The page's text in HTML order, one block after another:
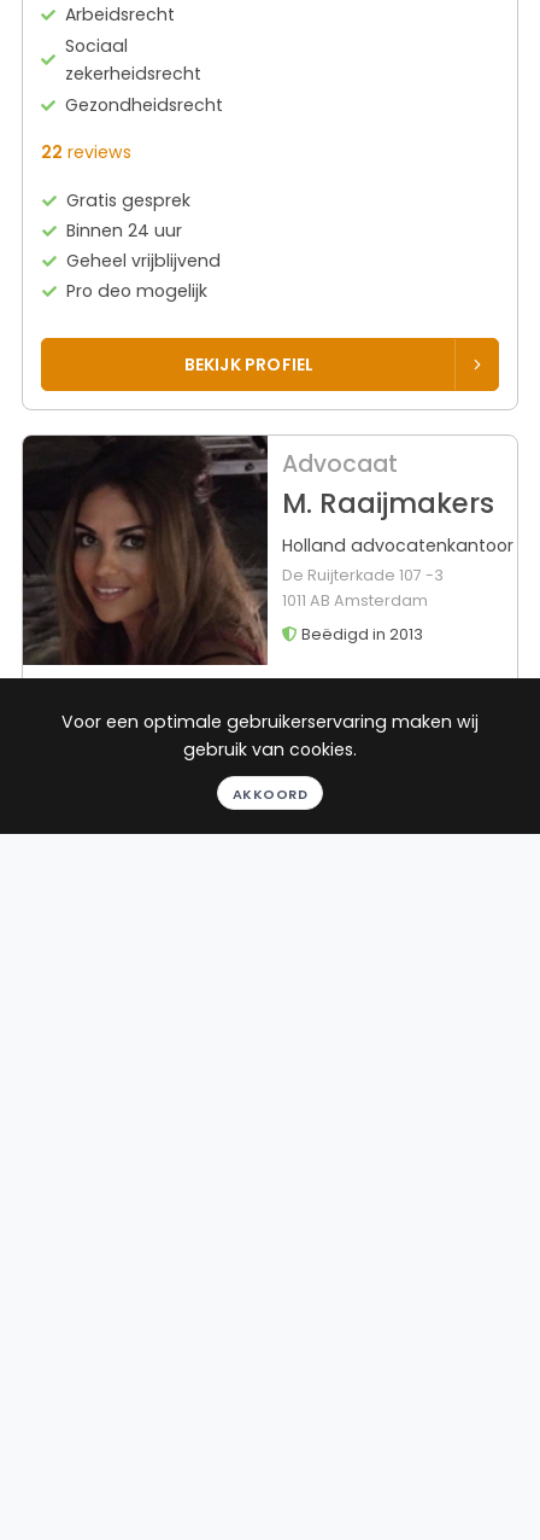
Arbeidsrecht
Sociaal
zekerheidsrecht
Gezondheidsrecht
22 reviews
Gratis gesprek
Binnen 24 uur
Geheel vrijblijvend
Pro deo mogelijk
BEKIJK PROFIEL
Advocaat
M. Raaijmakers
Holland advocatenkantoor
De Ruijterkade 107 -3
1011 AB Amsterdam
Beëdigd in 2013
Deventer
Voor een optimale gebruikerservaring maken wij
gebruik van cookies.
AKKOORD